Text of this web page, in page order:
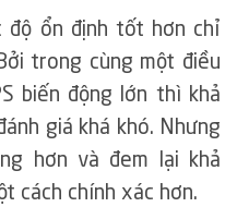
độ ổn định tốt hơn chỉ
trong cùng một điều
biến động lớn thì khả
giá khá khó. Nhưng
hơn và đem lại khả
cách chính xác hơn.